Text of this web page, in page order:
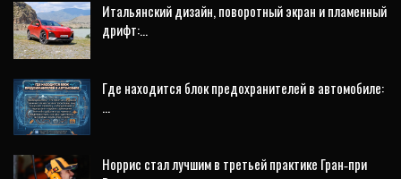
Итальянский дизайн, поворотный экран и пламенный
дрифт:…
Где находится блок предохранителей в автомобиле:
…
Норрис стал лучшим в третьей практике Гран‑при